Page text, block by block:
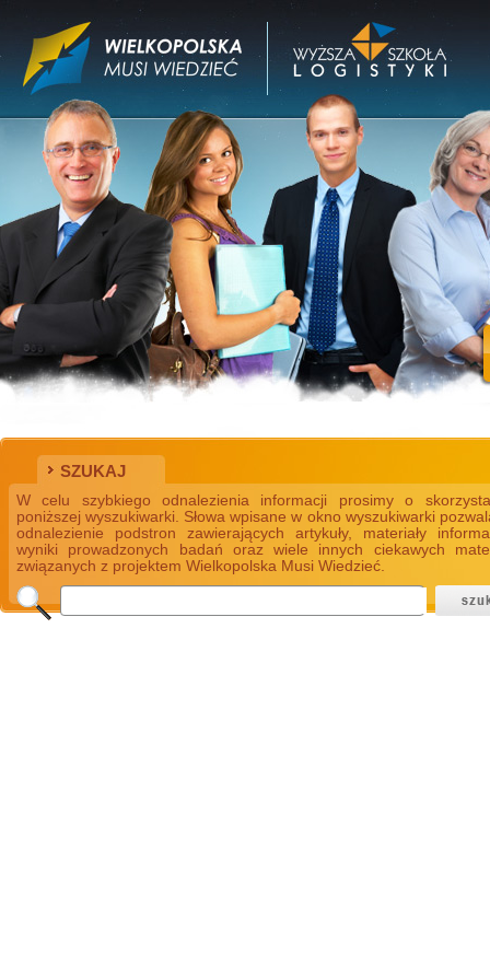
SZUKAJ
W celu szybkiego odnalezienia informacji prosimy o
poniższej wyszukiwarki. Słowa wpisane w okno wyszukiwarki
odnalezienie podstron zawierających artykuły, materiały
wyniki prowadzonych badań oraz wiele innych ciekawych
związanych z projektem Wielkopolska Musi Wiedzieć.